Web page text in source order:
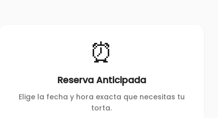
⏰
Reserva Anticipada
Elige la fecha y hora exacta que necesitas tu
torta.